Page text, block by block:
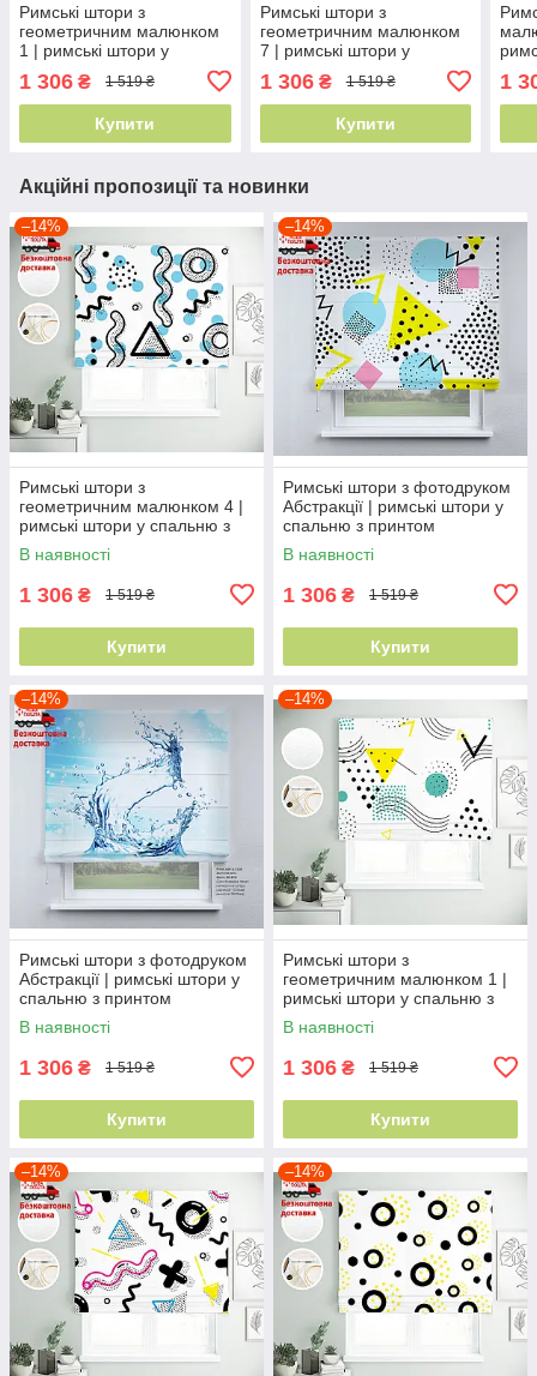
Римські штори з
геометричним малюнком
1 | римські штори у
1 306 ₴ 1 519 ₴
Купити
Римські штори з
геометричним малюнком
7 | римські штори у
1 306₴ 1 519 ₴
Купити
1
Акційні пропозиції та новинки
–14%
Римські штори з
геометричним малюнком 4 |
римські штори у спальню з
принтом
В наявності
1 306 ₴ 1 519 ₴
Купити
–14%
Римські штори з фотодруком
Абстракції | римські штори у
спальню з принтом
В наявності
1 306 ₴ 1 519 ₴
Купити
–14%
Римські штори з фотодруком
Абстракції | римські штори у
спальню з принтом
В наявності
1 306 ₴ 1 519 ₴
Купити
–14%
Римські штори з
геометричним малюнком 1 |
римські штори у спальню з
принтом
В наявності
1 306 ₴ 1 519 ₴
Купити
–14% –14%